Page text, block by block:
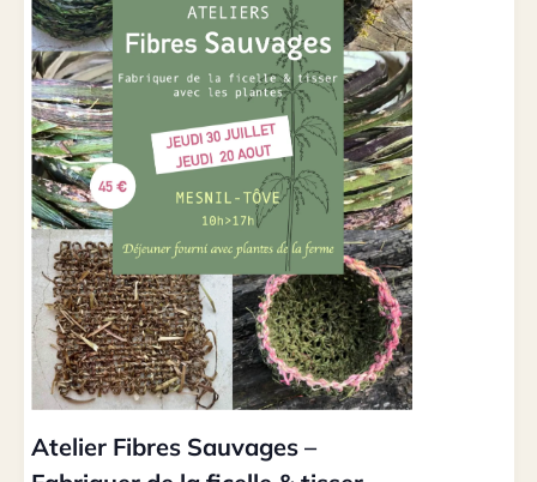
Atelier Fibres Sauvages –